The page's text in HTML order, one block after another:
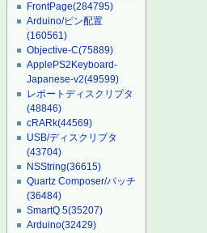
FrontPage(284795)
Arduino/ピン配置
(160561)
Objective-C(75889)
ApplePS2Keyboard-
Japanese-v2(49599)
レポートディスクリプタ
(48846)
cRARk(44569)
USB/ディスクリプタ
(43704)
NSString(36615)
Quartz Composer/パッチ
(36484)
SmartQ 5(35207)
Arduino(32429)